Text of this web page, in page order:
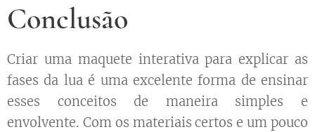
Conclusão
Criar uma maquete interativa para explicar as
fases da lua é uma excelente forma de ensinar
esses conceitos de maneira simples e
envolvente. Com os materiais certos e um pouco